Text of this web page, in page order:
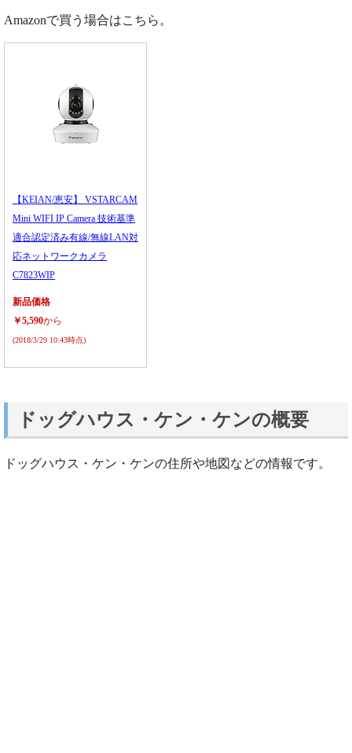
Amazonで買う場合はこちら。
【KEIAN/恵安】 VSTARCAM
Mini WIFI IP Camera 技術基準
適合認定済み有線/無線LAN対
応ネットワークカメラ
C7823WIP
新品価格
￥5,590から
(2018/3/29 10:43時点)
ドッグハウス・ケン・ケンの概要
ドッグハウス・ケン・ケンの住所や地図などの情報です。